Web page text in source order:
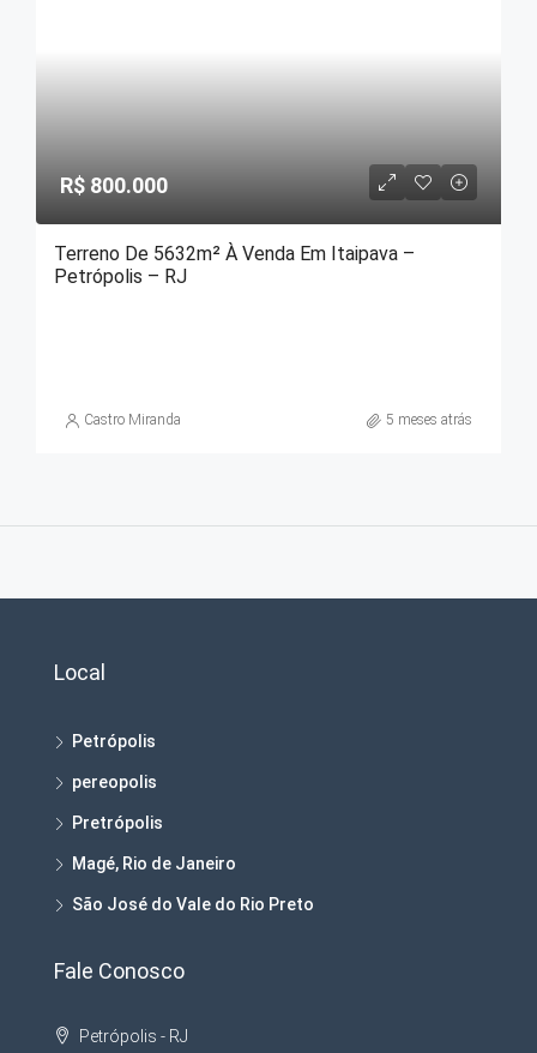
R$ 800.000
Terreno De 5632m² À Venda Em Itaipava –
Petrópolis – RJ
Castro Miranda 5 meses atrás
Local
Petrópolis
pereopolis
Pretrópolis
Magé, Rio de Janeiro
São José do Vale do Rio Preto
Fale Conosco
Petrópolis - RJ